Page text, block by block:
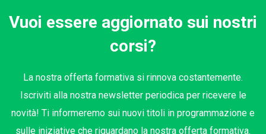
Vuoi essere aggiornato sui nostri
corsi?
La nostra offerta formativa si rinnova costantemente.
Iscriviti alla nostra newsletter periodica per ricevere le
novità! Ti informeremo sui nuovi titoli in programmazione e
sulle iniziative che riguardano la nostra offerta formativa.